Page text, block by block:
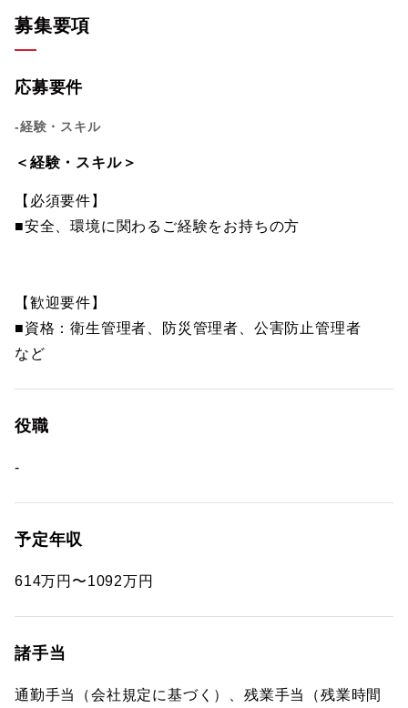
募集要項
応募要件
-経験・スキル
＜経験・スキル＞
【必須要件】
■安全、環境に関わるご経験をお持ちの方
【歓迎要件】
■資格：衛生管理者、防災管理者、公害防止管理者
など
役職
-
予定年収
614万円〜1092万円
諸手当
通勤手当（会社規定に基づく）、残業手当（残業時間